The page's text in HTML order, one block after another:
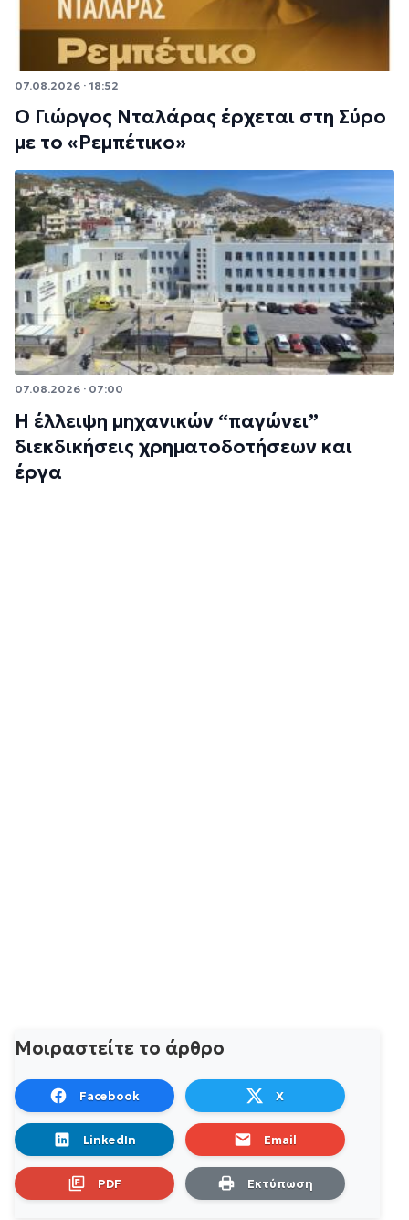
07.08.2026 · 18:52
Ο Γιώργος Νταλάρας έρχεται στη Σύρο
με το «Ρεμπέτικο»
07.08.2026 · 07:00
Η έλλειψη μηχανικών “παγώνει”
διεκδικήσεις χρηματοδοτήσεων και
έργα
Μοιραστείτε το άρθρο
Facebook X
LinkedIn Email
PDF Εκτύπωση